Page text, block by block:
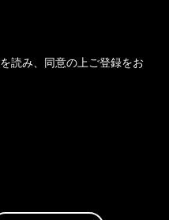
を読み、同意の上ご登録をお